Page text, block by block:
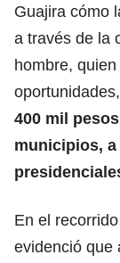
Guajira cómo
a través de la
hombre,
400 mil
municipios,
En el
evidenció que